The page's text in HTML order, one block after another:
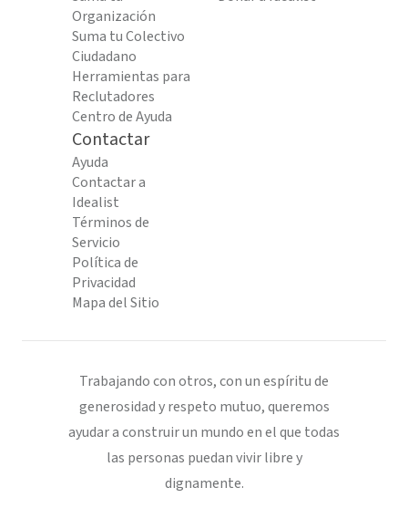
Organización
Suma tu Colectivo
Ciudadano
Herramientas para
Reclutadores
Centro de Ayuda
Contactar
Ayuda
Contactar a
Idealist
Términos de
Servicio
Política de
Privacidad
Mapa del Sitio
Trabajando con otros, con un espíritu de
generosidad y respeto mutuo, queremos
ayudar a construir un mundo en el que todas
las personas puedan vivir libre y
dignamente.